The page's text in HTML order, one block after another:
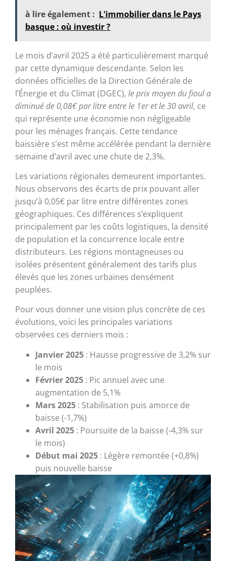
à lire également : L'immobilier dans le Pays
basque : où investir ?
Le mois d’avril 2025 a été particulièrement marqué
par cette dynamique descendante. Selon les
données officielles de la Direction Générale de
l’Énergie et du Climat (DGEC), le prix moyen du fioul a
diminué de 0,08€ par litre entre le 1er et le 30 avril, ce
qui représente une économie non négligeable
pour les ménages français. Cette tendance
baissière s’est même accélérée pendant la dernière
semaine d’avril avec une chute de 2,3%.
Les variations régionales demeurent importantes.
Nous observons des écarts de prix pouvant aller
jusqu’à 0,05€ par litre entre différentes zones
géographiques. Ces différences s’expliquent
principalement par les coûts logistiques, la densité
de population et la concurrence locale entre
distributeurs. Les régions montagneuses ou
isolées présentent généralement des tarifs plus
élevés que les zones urbaines densément
peuplées.
Pour vous donner une vision plus concrète de ces
évolutions, voici les principales variations
observées ces derniers mois :
Janvier 2025 : Hausse progressive de 3,2% sur
le mois
Février 2025 : Pic annuel avec une
augmentation de 5,1%
Mars 2025 : Stabilisation puis amorce de
baisse (-1,7%)
Avril 2025 : Poursuite de la baisse (-4,3% sur
le mois)
Début mai 2025 : Légère remontée (+0,8%)
puis nouvelle baisse